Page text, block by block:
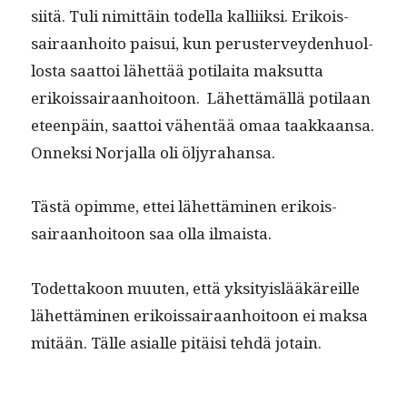
siitä. Tuli nimit­täin todel­la kalli­ik­si. Erikois­
sairaan­hoito paisui, kun peruster­vey­den­huol­
losta saat­toi lähet­tää poti­lai­ta mak­sut­ta
erikois­sairaan­hoitoon. Lähet­tämäl­lä poti­laan
eteen­päin, saat­toi vähen­tää omaa taakkaansa.
Onnek­si Nor­jal­la oli öljyrahansa.
Tästä opimme, ettei lähet­tämi­nen erikois­
sairaan­hoitoon saa olla ilmaista.
Todet­takoon muuten, että yksi­ty­is­lääkäreille
lähet­tämi­nen erikois­sairaan­hoitoon ei mak­sa
mitään. Tälle asialle pitäisi tehdä jotain.